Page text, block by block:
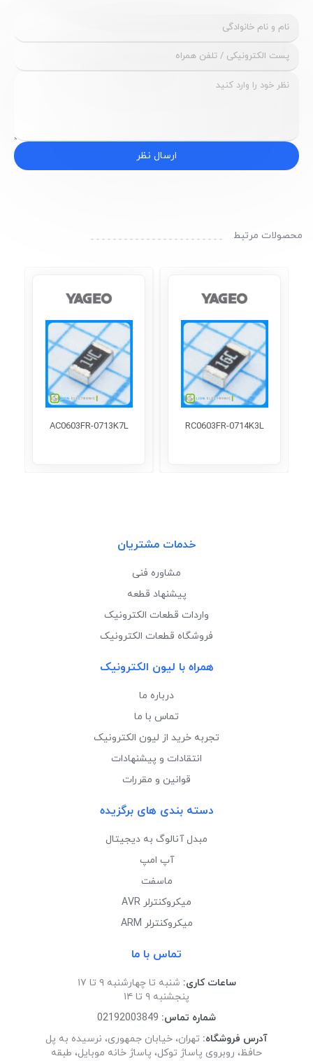
ارسال نظر
محصولات مرتبط
RC0603FR-0714K3L
AC0603FR-0713K7L
خدمات مشتریان
مشاوره فنی
پیشنهاد قطعه
واردات قطعات الکترونیک
فروشگاه قطعات الکترونیک
همراه با لیون الکترونیک
درباره ما
تماس با ما
تجربه خرید از لیون الکترونیک
انتقادات و پیشنهادات
قوانین و مقررات
دسته بندی های برگزیده
مبدل آنالوگ به دیجیتال
آپ امپ
ماسفت
میکروکنترلر AVR
میکروکنترلر ARM
تماس با ما
ساعات کاری: شنبه تا چهارشنبه ۹ تا ۱۷
پنجشنبه ۹ تا ۱۴
شماره تماس: 02192003849
آدرس فروشگاه: تهران، خیابان جمهوری، نرسیده به پل
حافظ، روبروی پاساژ توکل، پاساژ خانه موبایل، طبقه